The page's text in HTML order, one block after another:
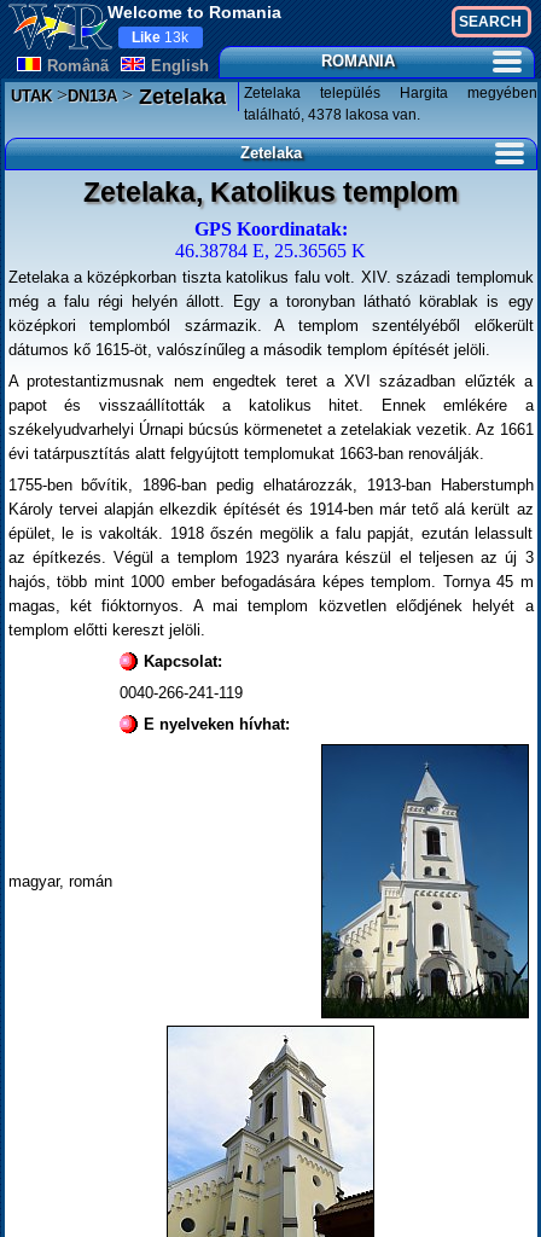
Welcome to Romania
Românã English
Like 13k
ROMANIA
UTAK>DN13A>Zetelaka
Zetelaka település Hargita megyében
található, 4378 lakosa van.
Zetelaka
Zetelaka, Katolikus templom
GPS Koordinatak:
46.38784 E, 25.36565 K
Zetelaka a középkorban tiszta katolikus falu volt. XIV. századi templomuk
még a falu régi helyén állott. Egy a toronyban látható körablak is egy
középkori templomból származik. A templom szentélyéből előkerült
dátumos kő 1615-öt, valószínűleg a második templom építését jelöli.
A protestantizmusnak nem engedtek teret a XVI században elűzték a
papot és visszaállították a katolikus hitet. Ennek emlékére a
székelyudvarhelyi Úrnapi búcsús körmenetet a zetelakiak vezetik. Az 1661
évi tatárpusztítás alatt felgyújtott templomukat 1663-ban renoválják.
1755-ben bővítik, 1896-ban pedig elhatározzák, 1913-ban Haberstumph
Károly tervei alapján elkezdik építését és 1914-ben már tető alá került az
épület, le is vakolták. 1918 őszén megölik a falu papját, ezután lelassult
az építkezés. Végül a templom 1923 nyarára készül el teljesen az új 3
hajós, több mint 1000 ember befogadására képes templom. Tornya 45 m
magas, két fióktornyos. A mai templom közvetlen elődjének helyét a
templom előtti kereszt jelöli.
Kapcsolat:
0040-266-241-119
E nyelveken hívhat:
magyar, román